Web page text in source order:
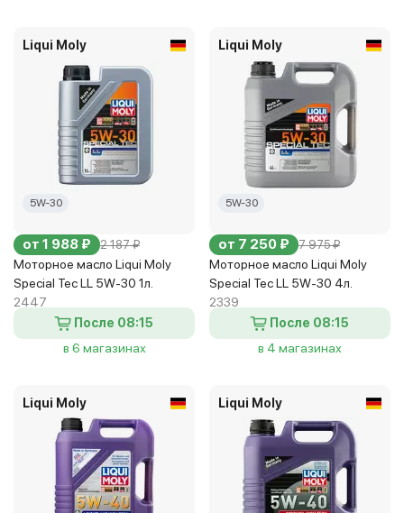
Liqui Moly
5W-30
от 1 988 ₽ 2 187 ₽
Моторное масло Liqui Moly
Special Tec LL 5W-30 1л.
2447
После 08:15
в 6 магазинах
Liqui Moly
5W-30
от 7 250 ₽ 7 975 ₽
Моторное масло Liqui Moly
Special Tec LL 5W-30 4л.
2339
После 08:15
в 4 магазинах
Liqui Moly Liqui Moly